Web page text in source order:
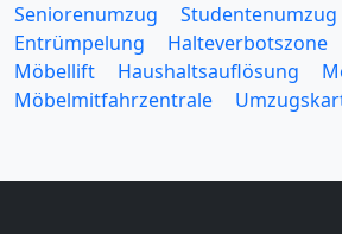
Seniorenumzug
Studentenumzug
Entrümpelung
Halteverbotszone
Möbellift
Haushaltsauflösung
Möbelmitfahrzentrale